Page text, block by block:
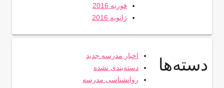
فوریه 2016
ژانویه 2016
دسته‌ها
اخبار مدرسه جدید
دسته‌بندی نشده
روانشناسی مدرسه